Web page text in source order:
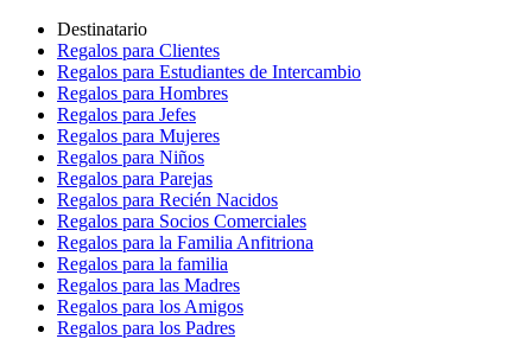
Destinatario
Regalos para Clientes
Regalos para Estudiantes de Intercambio
Regalos para Hombres
Regalos para Jefes
Regalos para Mujeres
Regalos para Niños
Regalos para Parejas
Regalos para Recién Nacidos
Regalos para Socios Comerciales
Regalos para la Familia Anfitriona
Regalos para la familia
Regalos para las Madres
Regalos para los Amigos
Regalos para los Padres